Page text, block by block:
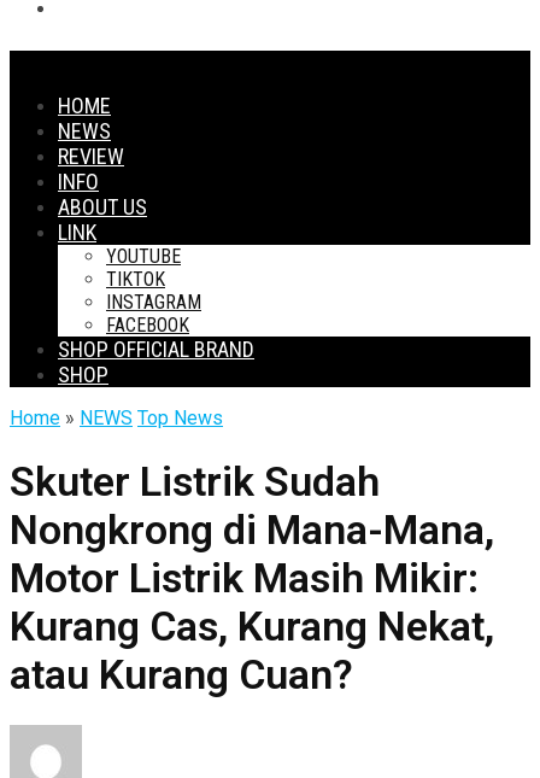
HOME
NEWS
REVIEW
INFO
ABOUT US
LINK
YOUTUBE
TIKTOK
INSTAGRAM
FACEBOOK
SHOP OFFICIAL BRAND
SHOP
Home » NEWS Top News
Skuter Listrik Sudah
Nongkrong di Mana-Mana,
Motor Listrik Masih Mikir:
Kurang Cas, Kurang Nekat,
atau Kurang Cuan?